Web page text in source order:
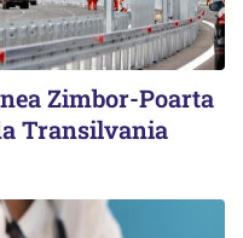
Zimbor-Poarta
Transilvania